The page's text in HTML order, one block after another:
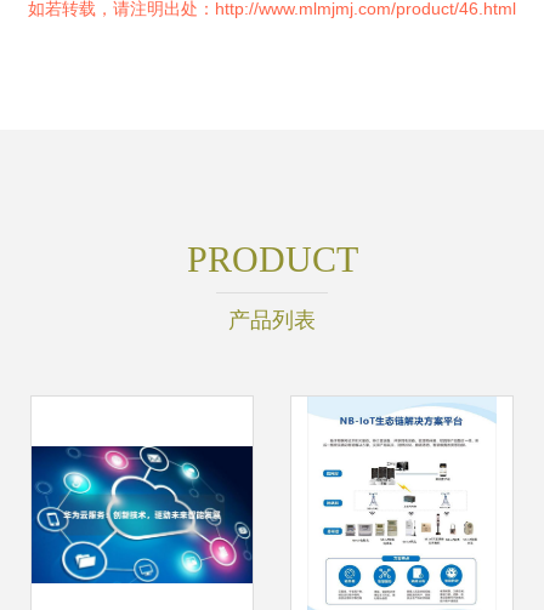
如若转载，请注明出处：http://www.mlmjmj.com/product/46.html
PRODUCT
产品列表